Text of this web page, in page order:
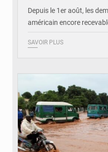
Depuis le 1er août, les
américain encore
SAVOIR PLUS